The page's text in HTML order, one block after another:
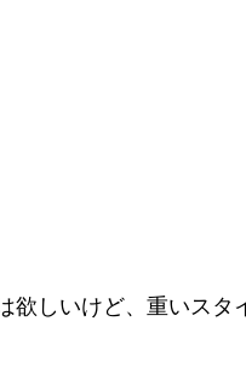
欲しいけど、重いスタ